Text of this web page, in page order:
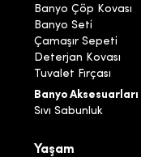
Banyo Çöp Kovası
Banyo Seti
Çamaşır Sepeti
Deterjan Kovası
Tuvalet Fırçası
Banyo Aksesuarları
Sıvı Sabunluk
Yaşam